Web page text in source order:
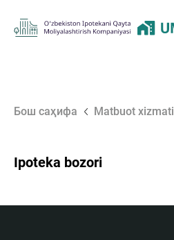
Бош саҳифа Matbuot xizmati
Ipoteka bozori